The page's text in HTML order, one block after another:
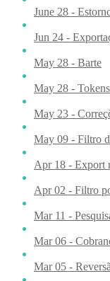
June 28 -
Jun 24 -
May 28 - Barte
May 28 -
May 23 -
May 09 - Filtro
Apr 18 - Export
Apr 02 - Filtro
Mar 11 -
Mar 06 -
Mar 05 -